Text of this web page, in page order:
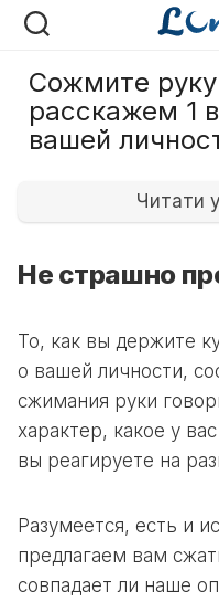
Перейти
Сожмите
расскажем 1
вашей
Читати
Не страшно
То, как вы держите
о вашей личности,
сжимания руки
характер, какое у
вы реагируете на
Разумеется, есть и
предлагаем вам
совпадает ли наше